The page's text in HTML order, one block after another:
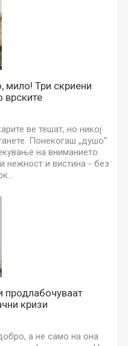
мило! Три скриени
врските
ве тешат, но никој
Понекогаш „душо“
на вниманието.
нежност и вистина - без
продлабочуваат
кризи
а не само на она